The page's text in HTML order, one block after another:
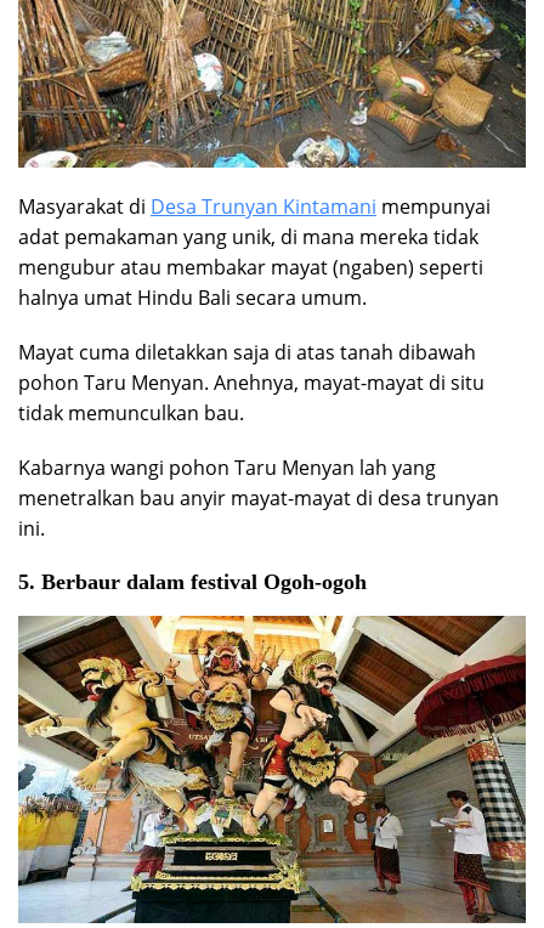
Masyarakat di Desa Trunyan Kintamani mempunyai
adat pemakaman yang unik, di mana mereka tidak
mengubur atau membakar mayat (ngaben) seperti
halnya umat Hindu Bali secara umum.
Mayat cuma diletakkan saja di atas tanah dibawah
pohon Taru Menyan. Anehnya, mayat-mayat di situ
tidak memunculkan bau.
Kabarnya wangi pohon Taru Menyan lah yang
menetralkan bau anyir mayat-mayat di desa trunyan
ini.
5. Berbaur dalam festival Ogoh-ogoh